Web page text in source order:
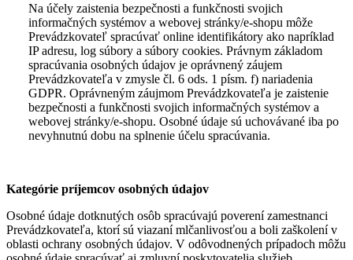
Na účely zaistenia bezpečnosti a funkčnosti svojich
informačných systémov a webovej stránky/e‑shopu môže
Prevádzkovateľ spracúvať online identifikátory ako napríklad
IP adresu, log súbory a súbory cookies. Právnym základom
spracúvania osobných údajov je oprávnený záujem
Prevádzkovateľa v zmysle čl. 6 ods. 1 písm. f) nariadenia
GDPR. Oprávneným záujmom Prevádzkovateľa je zaistenie
bezpečnosti a funkčnosti svojich informačných systémov a
webovej stránky/e-shopu. Osobné údaje sú uchovávané iba po
nevyhnutnú dobu na splnenie účelu spracúvania.
Kategórie príjemcov osobných údajov
Osobné údaje dotknutých osôb spracúvajú poverení zamestnanci
Prevádzkovateľa, ktorí sú viazaní mlčanlivosťou a boli zaškolení v
oblasti ochrany osobných údajov. V odôvodnených prípadoch môžu